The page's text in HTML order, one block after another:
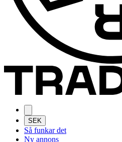
SEK
Så funkar det
Ny annons